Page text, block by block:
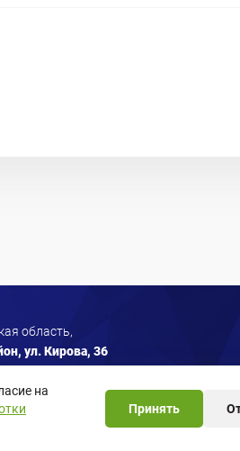
область,
ул. Кирова, 36
на
Принять